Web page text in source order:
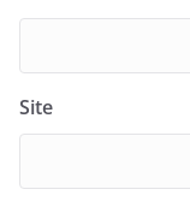
Site